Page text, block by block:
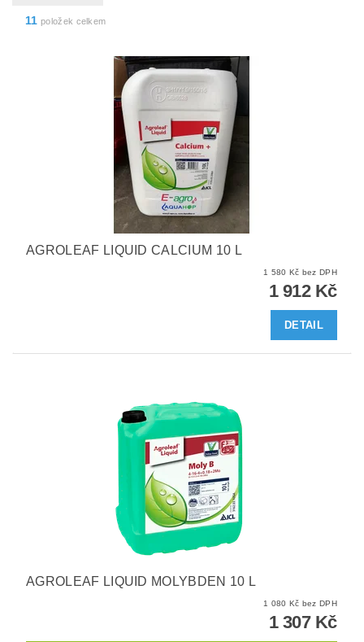
11 položek celkem
AGROLEAF LIQUID CALCIUM 10 L
1 580 Kč bez DPH
1 912 Kč
DETAIL
AGROLEAF LIQUID MOLYBDEN 10 L
1 080 Kč bez DPH
1 307 Kč